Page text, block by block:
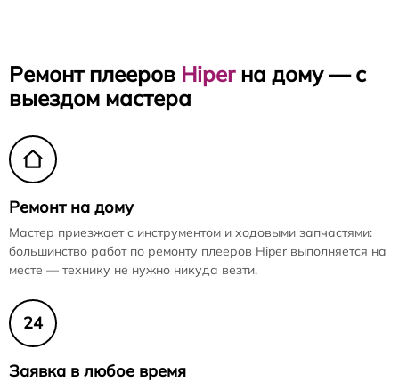
Ремонт плееров Hiperна дому — с
выездом мастера
Ремонт на дому
Мастер приезжает с инструментом и ходовыми запчастями:
большинство работ по ремонту плееров Hiper выполняется на
месте — технику не нужно никуда везти.
24
Заявка в любое время